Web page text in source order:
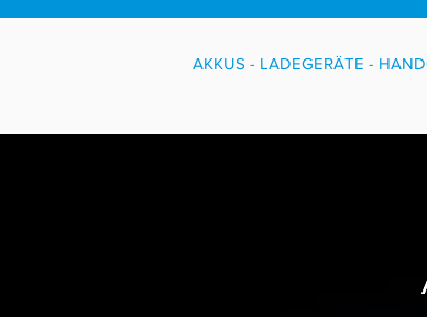
AKKUS - LADEGERÄTE -